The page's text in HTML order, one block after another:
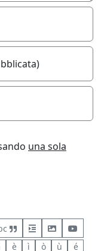
una sola
è ì ò ù é